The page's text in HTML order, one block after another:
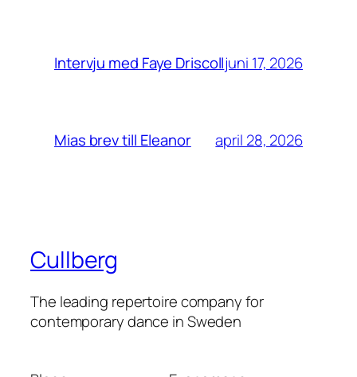
Intervju med Faye Driscolljuni 17, 2026
Mias brev till Eleanor april 28, 2026
Cullberg
The leading repertoire company for
contemporary dance in Sweden